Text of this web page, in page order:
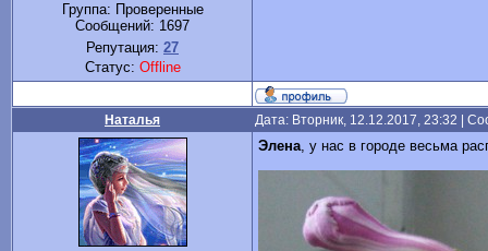
Группа: Проверенные
Сообщений: 1697
Репутация: 27
Статус: Offline
Наталья Дата: Вторник, 12.12.2017, 23:32 |
Элена, у нас в городе весьма